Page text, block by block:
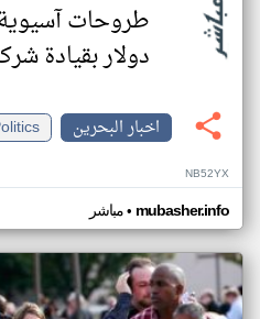
دولار بقيادة
اخبار البحرين
NB52YX
مباشر• mubasher.info